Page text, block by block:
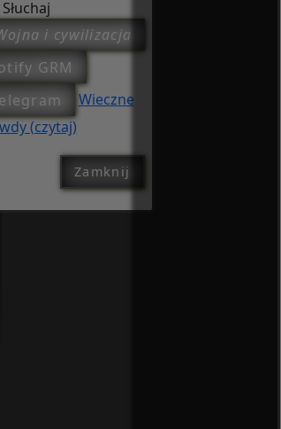
Słuchaj
i cywilizacja
GRM
Wieczne
(czytaj)
Zamknij